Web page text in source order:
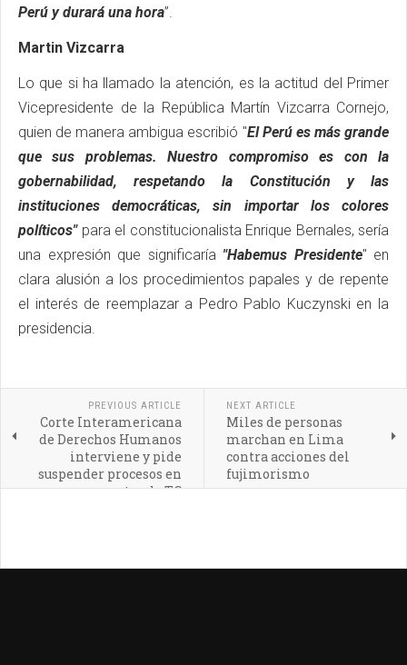
Perú y durará una hora”.
Martin Vizcarra
Lo que si ha llamado la atención, es la actitud del Primer
Vicepresidente de la República Martín Vizcarra Cornejo,
quien de manera ambigua escribió "El Perú es más grande
que sus problemas. Nuestro compromiso es con la
gobernabilidad, respetando la Constitución y las
instituciones democráticas, sin importar los colores
políticos" para el constitucionalista Enrique Bernales, sería
una expresión que significaría "Habemus Presidente" en
clara alusión a los procedimientos papales y de repente
el interés de reemplazar a Pedro Pablo Kuczynski en la
presidencia.
PREVIOUS ARTICLE
Corte Interamericana
de Derechos Humanos
interviene y pide
suspender procesos en
contra de TC
NEXT ARTICLE
Miles de personas
marchan en Lima
contra acciones del
fujimorismo